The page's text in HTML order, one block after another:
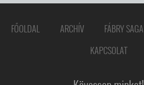
FŐOLDAL ARCHÍV FÁBRY SAGA
KAPCSOLAT